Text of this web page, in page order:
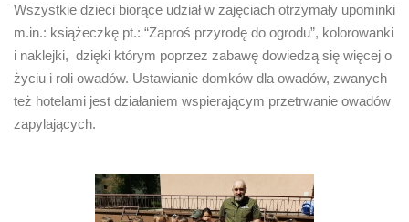
Wszystkie dzieci biorące udział w zajęciach otrzymały upominki
m.in.: książeczkę pt.: “Zaproś przyrodę do ogrodu”, kolorowanki
i naklejki, dzięki którym poprzez zabawę dowiedzą się więcej o
życiu i roli owadów. Ustawianie domków dla owadów, zwanych
też hotelami jest działaniem wspierającym przetrwanie owadów
zapylających.